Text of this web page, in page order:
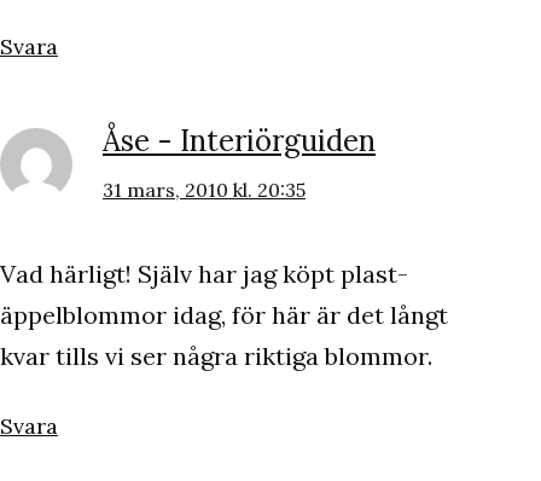
Svara
Åse - Interiörguiden
31 mars, 2010 kl. 20:35
Vad härligt! Själv har jag köpt plast-
äppelblommor idag, för här är det långt
kvar tills vi ser några riktiga blommor.
Svara